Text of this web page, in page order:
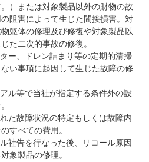
）または対象製品以外の財物の故
阻害によって生じた間接損害。対
躯体の修理及び修復や対象製品以
た二次的事故の修復。
ー、ドレン詰まり等の定期的清掃
い事項に起因して生じた故障の修
ル等で当社が指定する条件外の設
た故障状況の特定もしくは故障内
すべての費用。
社告を行なった後、リコール原因
象製品の修理。